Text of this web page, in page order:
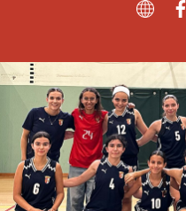
MINIBASQUETE
ÁREA TÉCNICA
PROJETOS
LIGA BETCLIC
LIGA BETCLIC